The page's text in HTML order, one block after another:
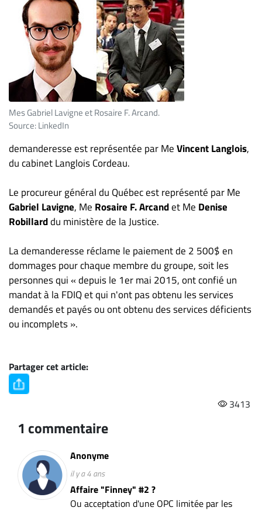
Mes Gabriel Lavigne et Rosaire F. Arcand.
Source: LinkedIn
demanderesse est représentée par MeVincent Langlois,
du cabinet Langlois Cordeau.
Le procureur général du Québec est représenté par Me
Gabriel Lavigne, Me Rosaire F. Arcandet Me Denise
Robillarddu ministère de la Justice.
La demanderesse réclame le paiement de 2 500$ en
dommages pour chaque membre du groupe, soit les
personnes qui « depuis le 1er mai 2015, ont confié un
mandat à la FDIQ et qui n'ont pas obtenu les services
demandés et payés ou ont obtenu des services déficients
ou incomplets ».
Partager cet article:
3413
1 commentaire
Anonyme
il y a 4 ans
Affaire "Finney" #2 ?
Ou acceptation d'une OPC limitée par les